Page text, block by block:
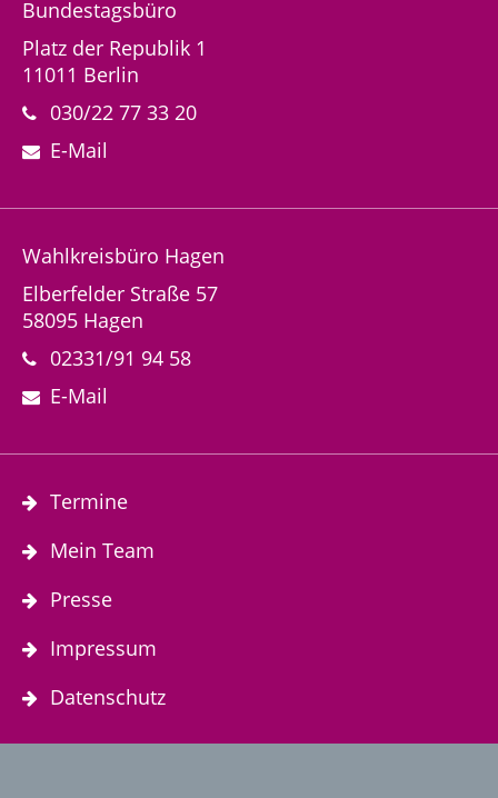
Bundestagsbüro
Platz der Republik 1
11011 Berlin
030/22 77 33 20
E-Mail
Wahlkreisbüro Hagen
Elberfelder Straße 57
58095 Hagen
02331/91 94 58
E-Mail
Termine
Mein Team
Presse
Impressum
Datenschutz